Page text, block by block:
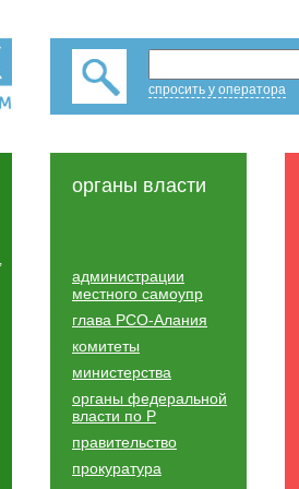
спросить у оператора
,
органы власти
администрации
местного самоупр
глава РСО-Алания
комитеты
министерства
органы федеральной
власти по Р
правительство
прокуратура